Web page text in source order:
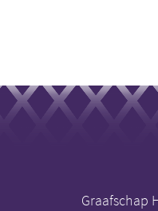
Graafschap